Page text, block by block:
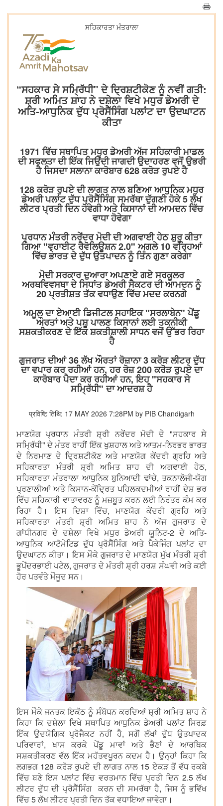
ਸਹਿਕਾਰਤਾ ਮੰਤਰਾਲਾ
“ਸਹਕਾਰ ਸੇ ਸਮ੍ਰਿੱਧੀ" ਦੇ ਦ੍ਰਿਸ਼ਟੀਕੋਣ ਨੂੰ ਨਵੀਂ ਗਤੀ:
ਸ਼੍ਰੀ ਅਮਿਤ ਸ਼ਾਹ ਨੇ ਦਸ਼ੇਲਾ ਵਿਖੇ ਮਧੁਰ ਡੇਅਰੀ ਦੇ
ਅਤਿ-ਆਧੁਨਿਕ ਦੁੱਧ ਪ੍ਰੋਸੈੱਸਿੰਗ ਪਲਾਂਟ ਦਾ ਉਦਘਾਟਨ
ਕੀਤਾ
1971 ਵਿੱਚ ਸਥਾਪਿਤ ਮਧੁਰ ਡੇਅਰੀ ਅੱਜ ਸਹਿਕਾਰੀ ਮਾਡਲ
ਦੀ ਸਫਲਤਾ ਦੀ ਇੱਕ ਜਿਉਂਦੀ ਜਾਗਦੀ ਉਦਾਹਰਣ ਵਜੋਂ ਉਭਰੀ
ਹੈ ਜਿਸਦਾ ਸਲਾਨਾ ਕਾਰੋਬਾਰ 628 ਕਰੋੜ ਰੁਪਏ ਹੈ
128 ਕਰੋੜ ਰੁਪਏ ਦੀ ਲਾਗਤ ਨਾਲ ਬਣਿਆ ਆਧੁਨਿਕ ਮਧੁਰ
ਡੇਅਰੀ ਪਲਾਂਟ ਦੁੱਧ ਪ੍ਰੋਸੈੱਸਿੰਗ ਸਮਰੱਥਾ ਦੁੱਗਣੀ ਹੋਕੇ 5 ਲੱਖ
ਲੀਟਰ ਪ੍ਰਤੀ ਦਿਨ ਹੋਵੇਗੀ ਅਤੇ ਕਿਸਾਨਾਂ ਦੀ ਆਮਦਨ ਵਿੱਚ
ਵਾਧਾ ਹੋਵੇਗਾ
ਪ੍ਰਧਾਨ ਮੰਤਰੀ ਨਰੇਂਦਰ ਮੋਦੀ ਦੀ ਅਗਵਾਈ ਹੇਠ ਸ਼ੁਰੂ ਕੀਤਾ
ਗਿਆ "ਵ੍ਹਾਈਟ ਰੈਵੋਲਿਊਸ਼ਨ 2.0" ਅਗਲੇ 10 ਵਰ੍ਹਿਆਂ
ਵਿੱਚ ਭਾਰਤ ਦੇ ਦੁੱਧ ਉਤਪਾਦਨ ਨੂੰ ਤਿੰਨ ਗੁਣਾ ਕਰੇਗਾ
ਮੋਦੀ ਸਰਕਾਰ ਦੁਆਰਾ ਅਪਣਾਏ ਗਏ ਸਰਕੂਲਰ
ਅਰਥਵਿਵਸਥਾ ਦੇ ਸਿਧਾਂਤ ਡੇਅਰੀ ਸੈਕਟਰ ਦੀ ਆਮਦਨ ਨੂੰ
20 ਪ੍ਰਤੀਸ਼ਤ ਤੱਕ ਵਧਾਉਣ ਵਿੱਚ ਮਦਦ ਕਰਨਗੇ
ਅਮੂਲ ਦਾ ਏਆਈ ਡਿਜੀਟਲ ਸਹਾਇਕ "ਸਰਲਾਬੇਨ" ਪੇਂਡੂ
ਔਰਤਾਂ ਅਤੇ ਪਸ਼ੂ ਪਾਲਣ ਕਿਸਾਨਾਂ ਲਈ ਤਕਨੀਕੀ
ਸਸ਼ਕਤੀਕਰਣ ਦੇ ਇੱਕ ਸ਼ਕਤੀਸ਼ਾਲੀ ਸਾਧਨ ਵਜੋਂ ਉੱਭਰ ਰਿਹਾ
ਹੈ
ਗੁਜਰਾਤ ਦੀਆਂ 36 ਲੱਖ ਔਰਤਾਂ ਰੋਜ਼ਾਨਾ 3 ਕਰੋੜ ਲੀਟਰ ਦੁੱਧ
ਦਾ ਵਪਾਰ ਕਰ ਰਹੀਆਂ ਹਨ, ਹਰ ਰੋਜ਼ 200 ਕਰੋੜ ਰੁਪਏ ਦਾ
ਕਾਰੋਬਾਰ ਪੈਦਾ ਕਰ ਰਹੀਆਂ ਹਨ, ਇਹ "ਸਹਕਾਰ ਸੇ
ਸਮ੍ਰਿੱਧੀ" ਦਾ ਆਦਰਸ਼ ਹੈ
प्रविष्टि तिथि: 17 MAY 2026 7:28PM by PIB Chandigarh
ਮਾਣਯੋਗ ਪ੍ਰਧਾਨ ਮੰਤਰੀ ਸ਼੍ਰੀ ਨਰੇਂਦਰ ਮੋਦੀ ਦੇ "ਸਹਕਾਰ ਸੇ
ਸਮ੍ਰਿੱਧੀ" ਦੇ ਮੰਤਰ ਰਾਹੀਂ ਇੱਕ ਖੁਸ਼ਹਾਲ ਅਤੇ ਆਤਮ-ਨਿਰਭਰ ਭਾਰਤ
ਦੇ ਨਿਰਮਾਣ ਦੇ ਦ੍ਰਿਸ਼ਟੀਕੋਣ ਅਤੇ ਮਾਣਯੋਗ ਕੇਂਦਰੀ ਗ੍ਰਹਿ ਅਤੇ
ਸਹਿਕਾਰਤਾ ਮੰਤਰੀ ਸ਼੍ਰੀ ਅਮਿਤ ਸ਼ਾਹ ਦੀ ਅਗਵਾਈ ਹੇਠ,
ਸਹਿਕਾਰਤਾ ਮੰਤਰਾਲਾ ਆਧੁਨਿਕ ਬੁਨਿਆਦੀ ਢਾਂਚੇ, ਤਕਨਾਲੋਜੀ-ਯੋਗ
ਪ੍ਰਣਾਲੀਆਂ ਅਤੇ ਕਿਸਾਨ-ਕੇਂਦ੍ਰਿਤ ਪਹਿਲਕਦਮੀਆਂ ਰਾਹੀਂ ਦੇਸ਼ ਭਰ
ਵਿੱਚ ਸਹਿਕਾਰੀ ਵਾਤਾਵਰਣ ਨੂੰ ਮਜ਼ਬੂਤ ​​ਕਰਨ ਲਈ ਨਿਰੰਤਰ ਕੰਮ ਕਰ
ਰਿਹਾ ਹੈ। ਇਸ ਦਿਸ਼ਾ ਵਿੱਚ, ਮਾਣਯੋਗ ਕੇਂਦਰੀ ਗ੍ਰਹਿ ਅਤੇ
ਸਹਿਕਾਰਤਾ ਮੰਤਰੀ ਸ਼੍ਰੀ ਅਮਿਤ ਸ਼ਾਹ ਨੇ ਅੱਜ ਗੁਜਰਾਤ ਦੇ
ਗਾਂਧੀਨਗਰ ਦੇ ਦਸ਼ੇਲਾ ਵਿਖੇ ਮਧੁਰ ਡੇਅਰੀ ਯੂਨਿਟ-2 ਦੇ ਅਤਿ-
ਆਧੁਨਿਕ ਆਟੋਮੇਟਿਡ ਦੁੱਧ ਪ੍ਰੋਸੈੱਸਿੰਗ ਅਤੇ ਪੈਕੇਜਿੰਗ ਪਲਾਂਟ ਦਾ
ਉਦਘਾਟਨ ਕੀਤਾ। ਇਸ ਮੌਕੇ ਗੁਜਰਾਤ ਦੇ ਮਾਣਯੋਗ ਮੁੱਖ ਮੰਤਰੀ ਸ਼੍ਰੀ
ਭੂਪੇਂਦਰਭਾਈ ਪਟੇਲ, ਗੁਜਰਾਤ ਦੇ ਮੰਤਰੀ ਸ਼੍ਰੀ ਹਰਸ਼ ਸੰਘਵੀ ਅਤੇ ਕਈ
ਹੋਰ ਪਤਵੰਤੇ ਮੌਜੂਦ ਸਨ।
ਇਸ ਮੌਕੇ ਜਨਤਕ ਇਕੱਠ ਨੂੰ ਸੰਬੋਧਨ ਕਰਦਿਆਂ ਸ਼੍ਰੀ ਅਮਿਤ ਸ਼ਾਹ ਨੇ
ਕਿਹਾ ਕਿ ਦਸ਼ੇਲਾ ਵਿਖੇ ਸਥਾਪਿਤ ਆਧੁਨਿਕ ਡੇਅਰੀ ਪਲਾਂਟ ਸਿਰਫ਼
ਇੱਕ ਉਦਯੋਗਿਕ ਪ੍ਰੋਜੈਕਟ ਨਹੀਂ ਹੈ, ਸਗੋਂ ਲੱਖਾਂ ਦੁੱਧ ਉਤਪਾਦਕ
ਪਰਿਵਾਰਾਂ, ਖਾਸ ਕਰਕੇ ਪੇਂਡੂ ਮਾਵਾਂ ਅਤੇ ਭੈਣਾਂ ਦੇ ਆਰਥਿਕ
ਸਸ਼ਕਤੀਕਰਣ ਵੱਲ ਇੱਕ ਮਹੱਤਵਪੂਰਨ ਕਦਮ ਹੈ। ਉਨ੍ਹਾਂ ਕਿਹਾ ਕਿ
ਲਗਭਗ 128 ਕਰੋੜ ਰੁਪਏ ਦੀ ਲਾਗਤ ਨਾਲ 15 ਏਕੜ ਤੋਂ ਵੱਧ ਰਕਬੇ
ਵਿੱਚ ਬਣੇ ਇਸ ਪਲਾਂਟ ਵਿੱਚ ਵਰਤਮਾਨ ਵਿੱਚ ਪ੍ਰਤੀ ਦਿਨ 2.5 ਲੱਖ
ਲੀਟਰ ਦੁੱਧ ਦੀ ਪ੍ਰੋਸੈੱਸਿੰਗ ਕਰਨ ਦੀ ਸਮਰੱਥਾ ਹੈ, ਜਿਸ ਨੂੰ ਭਵਿੱਖ
ਵਿੱਚ 5 ਲੱਖ ਲੀਟਰ ਪ੍ਰਤੀ ਦਿਨ ਤੱਕ ਵਧਾਇਆ ਜਾਵੇਗਾ।